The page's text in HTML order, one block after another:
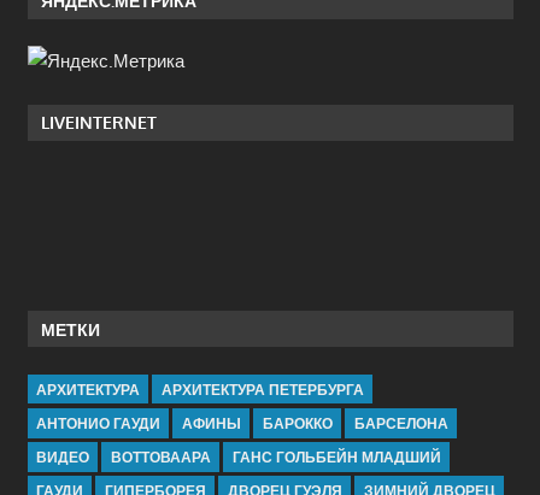
LIVEINTERNET
МЕТКИ
АРХИТЕКТУРА
АРХИТЕКТУРА ПЕТЕРБУРГА
АНТОНИО ГАУДИ
АФИНЫ БАРОККО
БАРСЕЛОНА
ВИДЕО
ВОТТОВААРА
ГАНС ГОЛЬБЕЙН МЛАДШИЙ
ГАУДИ
ГИПЕРБОРЕЯ ДВОРЕЦ ГУЭЛЯ ЗИМНИЙ ДВОРЕЦ